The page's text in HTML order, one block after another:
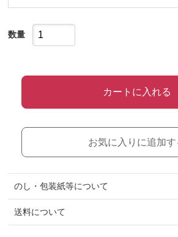
数量
カートに入れる
お気に入りに追加す
のし・包装紙等について
送料について